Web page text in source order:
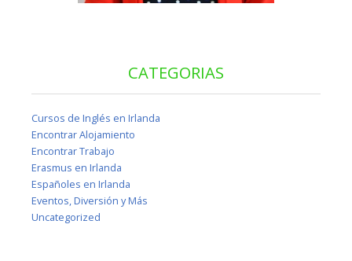
CATEGORIAS
Cursos de Inglés en Irlanda
Encontrar Alojamiento
Encontrar Trabajo
Erasmus en Irlanda
Españoles en Irlanda
Eventos, Diversión y Más
Uncategorized